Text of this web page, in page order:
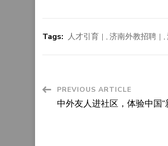
Tags: 人才引育 , 济南外教招聘 ,
Post
Navigation
PREVIOUS ARTICLE
中外友人进社区，体验中国“